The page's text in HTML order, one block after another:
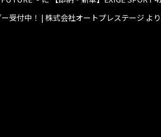
受付中！ | 株式会社オートプレステージ より